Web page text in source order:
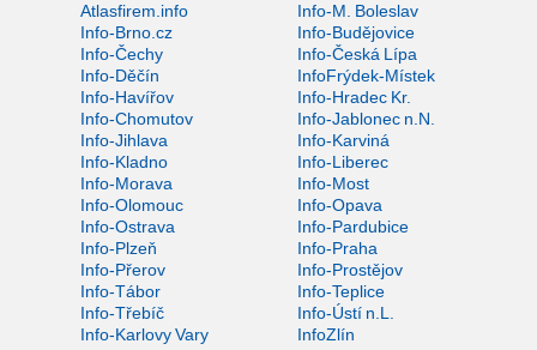
Atlasfirem.info
Info-M. Boleslav
Info-Brno.cz
Info-Budějovice
Info-Čechy
Info-Česká Lípa
Info-Děčín
InfoFrýdek-Místek
Info-Havířov
Info-Hradec Kr.
Info-Chomutov
Info-Jablonec n.N.
Info-Jihlava
Info-Karviná
Info-Kladno
Info-Liberec
Info-Morava
Info-Most
Info-Olomouc
Info-Opava
Info-Ostrava
Info-Pardubice
Info-Plzeň
Info-Praha
Info-Přerov
Info-Prostějov
Info-Tábor
Info-Teplice
Info-Třebíč
Info-Ústí n.L.
Info-Karlovy Vary
InfoZlín